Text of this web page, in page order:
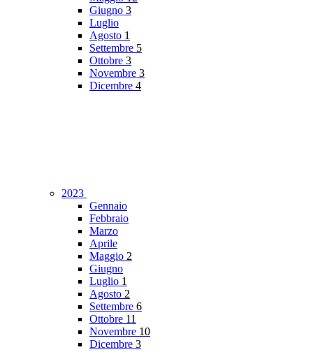
Giugno 3
Luglio
Agosto 1
Settembre 5
Ottobre 3
Novembre 3
Dicembre 4
2023
Gennaio
Febbraio
Marzo
Aprile
Maggio 2
Giugno
Luglio 1
Agosto 2
Settembre 6
Ottobre 11
Novembre 10
Dicembre 3